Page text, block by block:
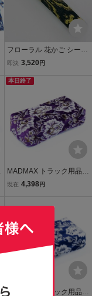
フローラル 花かご シート
ベルトカバー 金華山小物
耐久性 高級感 日本製 お洒
即決 3,520 円
本日終了
MADMAX トラック用品
金華山 新格子 ティッシュ
現在 4,398円
MADMAX トラック用品